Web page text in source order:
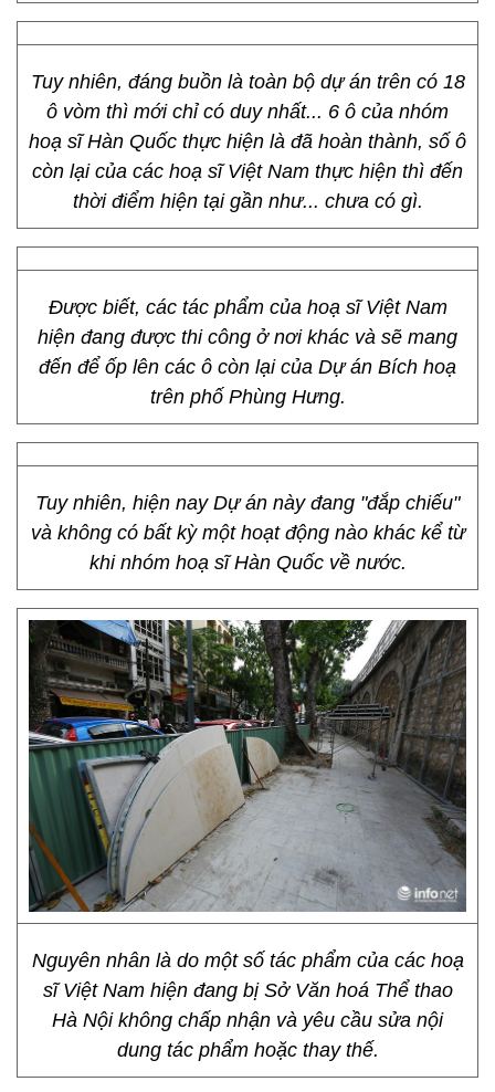
Tuy nhiên, đáng buồn là toàn bộ dự án trên có 18
ô vòm thì mới chỉ có duy nhất... 6 ô của nhóm
hoạ sĩ Hàn Quốc thực hiện là đã hoàn thành, số ô
còn lại của các hoạ sĩ Việt Nam thực hiện thì đến
thời điểm hiện tại gần như... chưa có gì.
Được biết, các tác phẩm của hoạ sĩ Việt Nam
hiện đang được thi công ở nơi khác và sẽ mang
đến để ốp lên các ô còn lại của Dự án Bích hoạ
trên phố Phùng Hưng.
Tuy nhiên, hiện nay Dự án này đang "đắp chiếu"
và không có bất kỳ một hoạt động nào khác kể từ
khi nhóm hoạ sĩ Hàn Quốc về nước.
Nguyên nhân là do một số tác phẩm của các hoạ
sĩ Việt Nam hiện đang bị Sở Văn hoá Thể thao
Hà Nội không chấp nhận và yêu cầu sửa nội
dung tác phẩm hoặc thay thế.